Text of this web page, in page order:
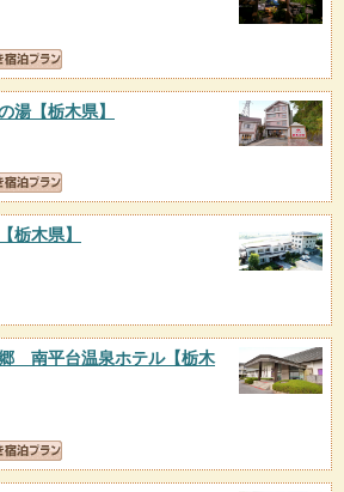
湯【栃木県】
【栃木県】
南平台温泉ホテル【栃木